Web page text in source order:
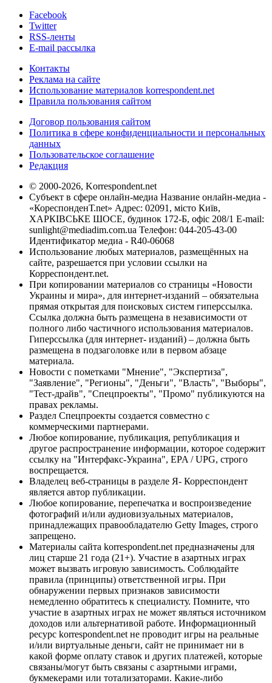
Facebook
Twitter
RSS-ленты
E-mail рассылка
Контакты
Реклама на сайте
Использование материалов korrespondent.net
Правила пользования сайтом
Договор пользования сайтом
Политика в сфере конфиденциальности и персональных
данных
Пользовательское соглашение
Редакция
© 2000-2026, Korrespondent.net
Субъект в сфере онлайн-медиа Название онлайн-медиа -
«КореспонденТ.net» Адрес: 02091, місто Київ,
ХАРКІВСЬКЕ ШОСЕ, будинок 172-Б, офіс 208/1 E-mail:
sunlight@mediadim.com.ua Телефон: 044-205-43-00
Идентификатор медиа - R40-06068
Использование любых материалов, размещённых на
сайте, разрешается при условии ссылки на
Корреспондент.net.
При копировании материалов со страницы «Новости
Украины и мира», для интернет-изданий – обязательна
прямая открытая для поисковых систем гиперссылка.
Ссылка должна быть размещена в независимости от
полного либо частичного использования материалов.
Гиперссылка (для интернет- изданий) – должна быть
размещена в подзаголовке или в первом абзаце
материала.
Новости с пометками "Мнение", "Экспертиза",
"Заявление", "Регионы", "Деньги", "Власть", "Выборы",
"Тест-драйв", "Спецпроекты", "Промо" публикуются на
правах рекламы.
Раздел Спецпроекты создается совместно с
коммерческими партнерами.
Любое копирование, публикация, републикация и
другое распространение информации, которое содержит
ссылку на "Интерфакс-Украина", EPA / UPG, строго
воспрещается.
Владелец веб-страницы в разделе Я- Корреспондент
является автор публикации.
Любое копирование, перепечатка и воспроизведение
фотографий и/или аудиовизуальных материалов,
принадлежащих правообладателю Getty Images, строго
запрещено.
Материалы сайта korrespondent.net предназначены для
лиц старше 21 года (21+). Участие в азартных играх
может вызвать игровую зависимость. Соблюдайте
правила (принципы) ответственной игры. При
обнаружении первых признаков зависимости
немедленно обратитесь к специалисту. Помните, что
участие в азартных играх не может являться источником
доходов или альтернативой работе. Информационный
ресурс korrespondent.net не проводит игры на реальные
и/или виртуальные деньги, сайт не принимает ни в
какой форме оплату ставок и других платежей, которые
связаны/могут быть связаны с азартными играми,
букмекерами или тотализаторами. Какие-либо